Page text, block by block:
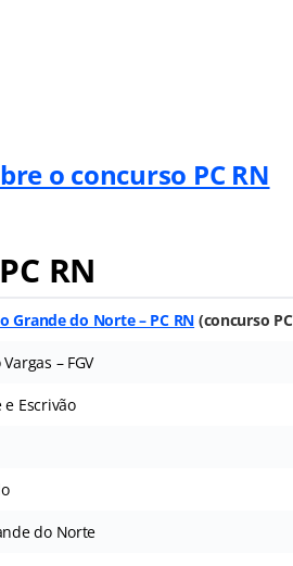
o concurso PC RN
RN
Grande do Norte – PC RN (concurso
– FGV
e Escrivão
do Norte